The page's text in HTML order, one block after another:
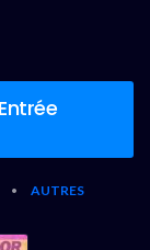
• AUTRES